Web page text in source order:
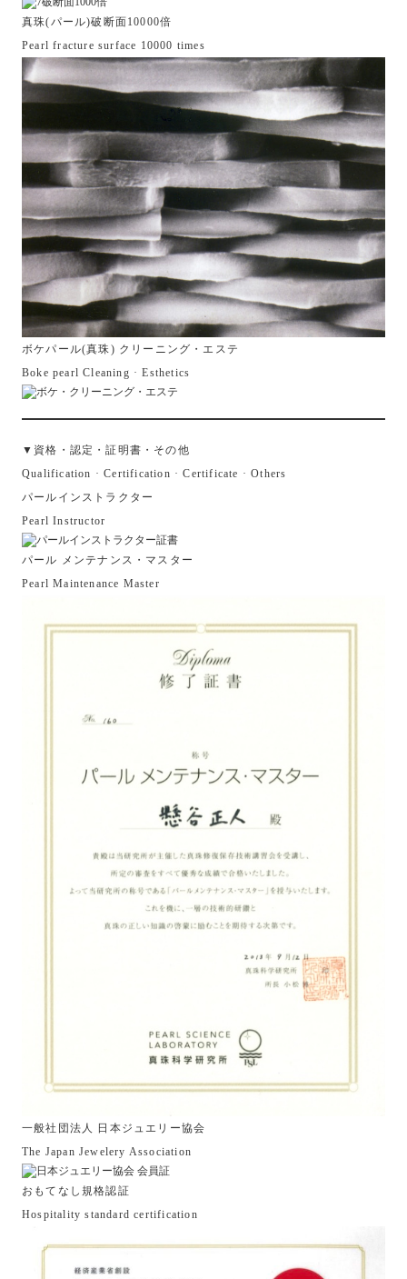
真珠(パール)破断面10000倍
Pearl fracture surface 10000 times
ボケパール(真珠) クリーニング・エステ
Boke pearl Cleaning · Esthetics
▼資格・認定・証明書・その他
Qualification · Certification · Certificate · Others
パールインストラクター
Pearl Instructor
パール メンテナンス・マスター
Pearl Maintenance Master
一般社団法人 日本ジュエリー協会
The Japan Jewelery Association
おもてなし規格認証
Hospitality standard certification